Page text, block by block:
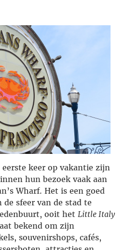
keer op vakantie zijn
hun bezoek vaak aan
Wharf. Het is een goed
sfeer van de stad te
ooit het Little Italy
bekend om zijn
souvenirshops, cafés,